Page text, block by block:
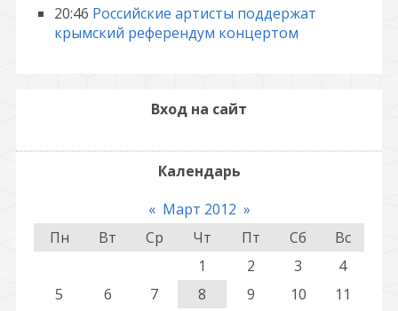
20:46 Российские артисты поддержат
крымский референдум концертом
Вход на сайт
Календарь
« Март 2012 »
Пн
Вт Ср Чт Пт Сб
Вс
1
2 3
4
5
6 7 8 9 10
11